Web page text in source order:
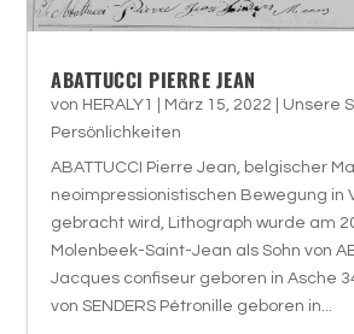
ABATTUCCI PIERRE JEAN
von HERALY1 März 15, 2022 Unsere
Persönlichkeiten
ABATTUCCI Pierre Jean, belgischer
neoimpressionistischen Bewegung in
gebracht wird, Lithograph wurde am
Molenbeek-Saint-Jean als Sohn von
Jacques confiseur geboren in Asche
von SENDERS Pétronille geboren in...